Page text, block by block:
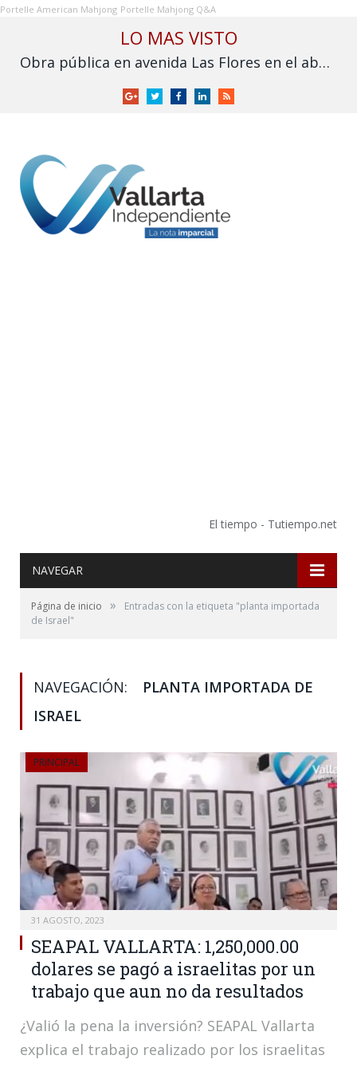
Portelle American Mahjong Portelle Mahjong Q&A
LO MAS VISTO
Obra pública en avenida Las Flores en el abandono
GoogleTwitterFacebookLinkedInRSS
El tiempo - Tutiempo.net
NAVEGAR
Página de inicio »
Entradas con la etiqueta "planta importada
de Israel"
NAVEGACIÓN:
PLANTA IMPORTADA DE
ISRAEL
PRINCIPAL
31 AGOSTO, 2023
SEAPAL VALLARTA: 1,250,000.00
dolares se pagó a israelitas por un
trabajo que aun no da resultados
¿Valió la pena la inversión? SEAPAL Vallarta
explica el trabajo realizado por los israelitas